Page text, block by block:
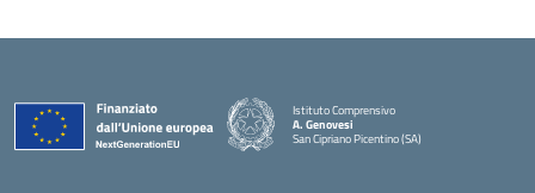
Istituto Comprensivo
A. Genovesi
San Cipriano Picentino (SA)
— Visita la pagina iniziale della scuola